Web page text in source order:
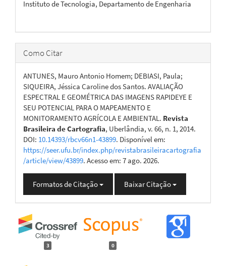
Instituto de Tecnologia, Departamento de Engenharia
Como Citar
ANTUNES, Mauro Antonio Homem; DEBIASI, Paula;
SIQUEIRA, Jéssica Caroline dos Santos. AVALIAÇÃO
ESPECTRAL E GEOMÉTRICA DAS IMAGENS RAPIDEYE E
SEU POTENCIAL PARA O MAPEAMENTO E
MONITORAMENTO AGRÍCOLA E AMBIENTAL. Revista
Brasileira de Cartografia, Uberlândia, v. 66, n. 1, 2014.
DOI: 10.14393/rbcv66n1-43899. Disponível em:
https://seer.ufu.br/index.php/revistabrasileiracartografia
/article/view/43899. Acesso em: 7 ago. 2026.
Formatos de Citação Baixar Citação
3 0